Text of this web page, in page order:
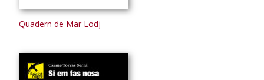
Quadern de Mar Lodj